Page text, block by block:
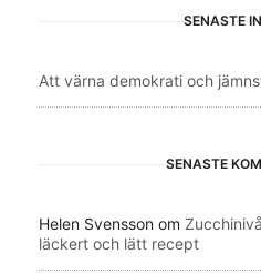
SENASTE
Att värna demokrati och
SENASTE
Helen Svensson om
läckert och lätt recept